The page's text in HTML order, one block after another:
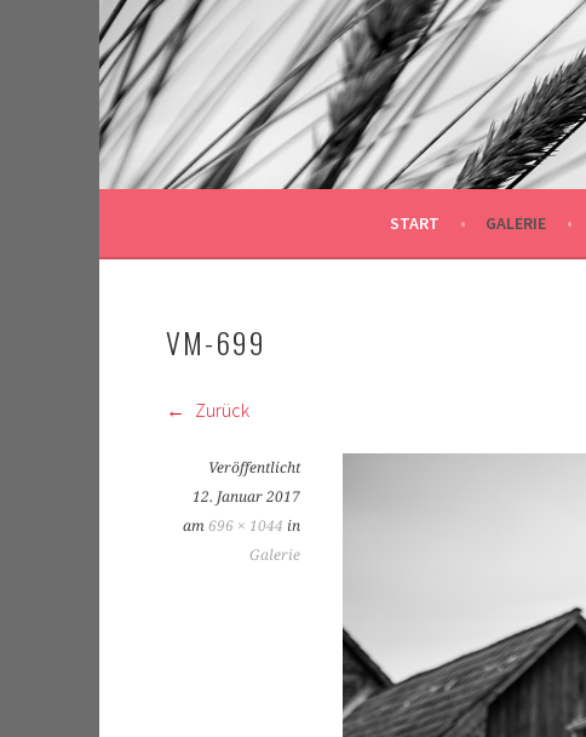
Springe
zum
Inhalt
START GALERIE
VM-699
Zurück
Veröffentlicht
12. Januar 2017
am 696 × 1044 in
Galerie